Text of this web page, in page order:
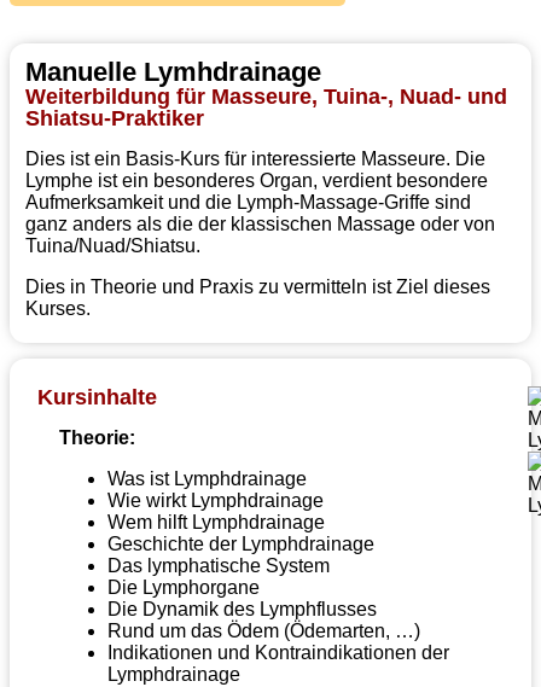
Manuelle Lymhdrainage
Weiterbildung für Masseure, Tuina-, Nuad- und
Shiatsu-Praktiker
Dies ist ein Basis-Kurs für interessierte Masseure. Die
Lymphe ist ein besonderes Organ, verdient besondere
Aufmerksamkeit und die Lymph-Massage-Griffe sind
ganz anders als die der klassischen Massage oder von
Tuina/Nuad/Shiatsu.
Dies in Theorie und Praxis zu vermitteln ist Ziel dieses
Kurses.
Kursinhalte
Theorie:
Was ist Lymphdrainage
Wie wirkt Lymphdrainage
Wem hilft Lymphdrainage
Geschichte der Lymphdrainage
Das lymphatische System
Die Lymphorgane
Die Dynamik des Lymphflusses
Rund um das Ödem (Ödemarten, …)
Indikationen und Kontraindikationen der
Lymphdrainage